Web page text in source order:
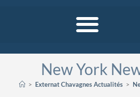
New York
> Externat Chavagnes Actualités >